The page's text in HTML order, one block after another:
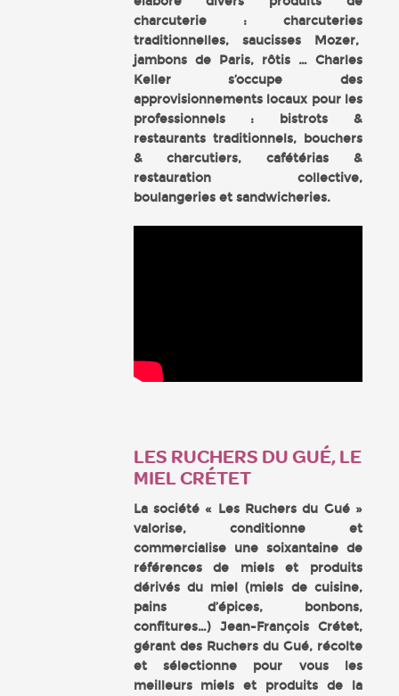
charcuterie : charcuteries
traditionnelles, saucisses Mozer,
jambons de Paris, rôtis … Charles
Keller s’occupe des
approvisionnements locaux pour les
professionnels : bistrots &
restaurants traditionnels, bouchers
& charcutiers, cafétérias &
restauration collective,
boulangeries et sandwicheries.
LES RUCHERS DU GUÉ, LE
MIEL CRÉTET
La société « Les Ruchers du Gué »
valorise, conditionne et
commercialise une soixantaine de
références de miels et produits
dérivés du miel (miels de cuisine,
pains d’épices, bonbons,
confitures…) Jean-François Crétet,
gérant des Ruchers du Gué, récolte
et sélectionne pour vous les
meilleurs miels et produits de la